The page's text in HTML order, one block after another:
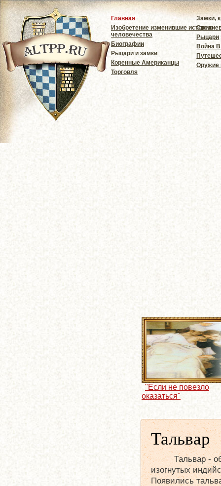
Главная
Изобретение изменившие историю
человечества
Биографии
Рыцари и замки
Коренные Американцы
Торговля
Замки,
Рыцари
Война
Оружие
"Если не повезло
оказаться"
Тальвар
Тальвар -
изогнутых
Появились